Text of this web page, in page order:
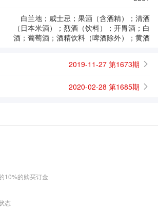
白兰地；威士忌；果酒（含酒精）；清酒
（日本米酒）；烈酒（饮料）；开胃酒；白
酒；葡萄酒；酒精饮料（啤酒除外）；黄酒
2019-11-27 第1673期
2020-02-28 第1685期
10%的购买订金
态